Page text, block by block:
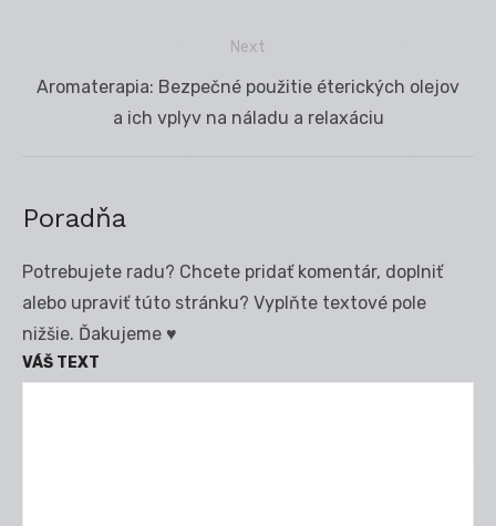
Next
Next
Aromaterapia: Bezpečné použitie éterických olejov
a ich vplyv na náladu a relaxáciu
Poradňa
Potrebujete radu? Chcete pridať komentár, doplniť
alebo upraviť túto stránku? Vyplňte textové pole
nižšie. Ďakujeme ♥
VÁŠ TEXT